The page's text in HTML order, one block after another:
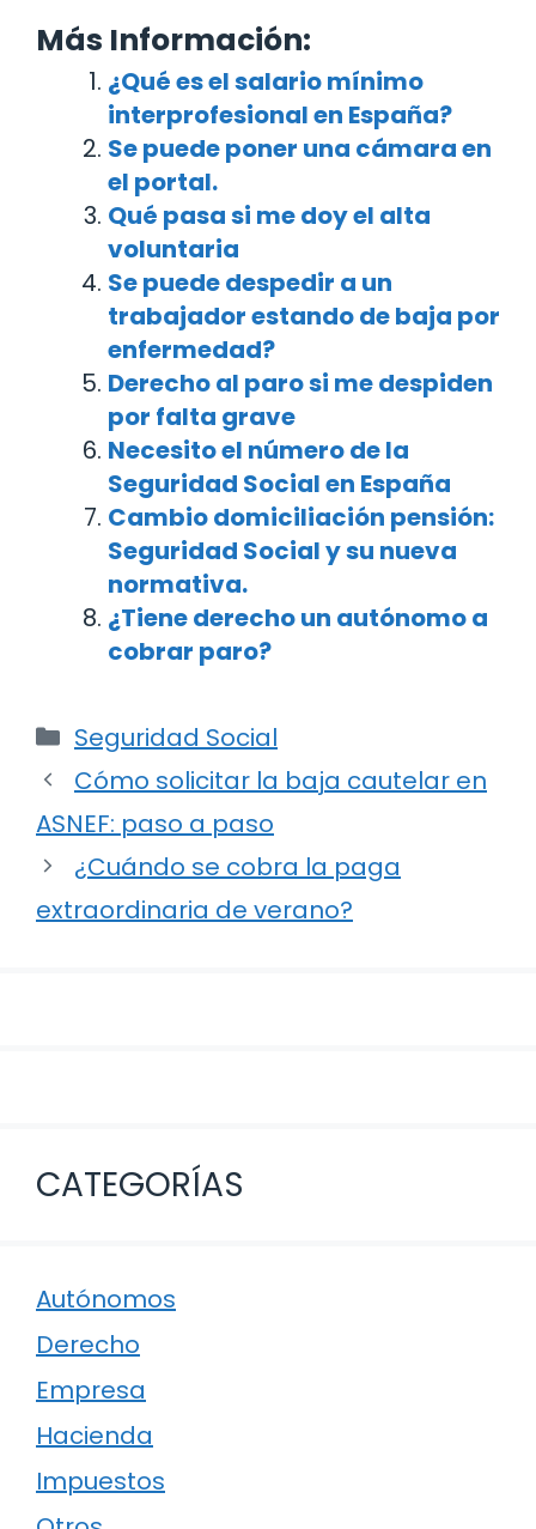
Más Información:
¿Qué es el salario mínimo
interprofesional en España?
Se puede poner una cámara en
el portal.
Qué pasa si me doy el alta
voluntaria
Se puede despedir a un
trabajador estando de baja por
enfermedad?
Derecho al paro si me despiden
por falta grave
Necesito el número de la
Seguridad Social en España
Cambio domiciliación pensión:
Seguridad Social y su nueva
normativa.
¿Tiene derecho un autónomo a
cobrar paro?
Categorías
Seguridad Social
Navegación
de
entradas
Cómo solicitar la baja cautelar en
ASNEF: paso a paso
¿Cuándo se cobra la paga
extraordinaria de verano?
CATEGORÍAS
Autónomos
Derecho
Empresa
Hacienda
Impuestos